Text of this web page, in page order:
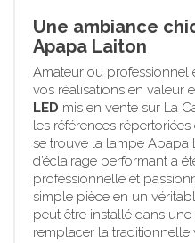
Une ambiance
Apapa Laiton
Amateur ou professionnel
vos réalisations en valeur
LED mis en vente sur La
les références
se trouve la lampe Apapa
d’éclairage performant a
professionnelle et
simple pièce en un
peut être installé dans
remplacer la traditionnelle